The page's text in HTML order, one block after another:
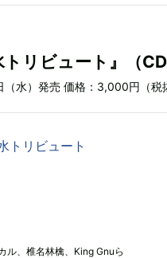
トリビュート』（CD
（水）発売 価格：3,000円（税
トリビュート
ル、椎名林檎、King Gnuら